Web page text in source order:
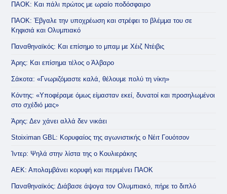
ΠΑΟΚ: Και πάλι πρώτος με ωραίο ποδόσφαιρο
ΠΑΟΚ: Έβγαλε την υποχρέωση και στρέφει το βλέμμα του σε
Κηφισιά και Ολυμπιακό
Παναθηναϊκός: Και επίσημο το μπαμ με Χέιζ Ντέιβις
Άρης: Και επίσημα τέλος ο Άλβαρο
Σάκοτα: «Γνωριζόμαστε καλά, θέλουμε πολύ τη νίκη»
Κόντης: «Υποφέραμε όμως είμασταν εκεί, δυνατοί και προσηλωμένοι
στο σχέδιό μας»
Άρης: Δεν χάνει αλλά δεν νικάει
Stoiximan GBL: Κορυφαίος της αγωνιστικής ο Νέιτ Γουότσον
Ίντερ: Ψηλά στην λίστα της ο Κουλιεράκης
ΑΕΚ: Απολαμβάνει κορυφή και περιμένει ΠΑΟΚ
Παναθηναϊκός: Διάβασε άψογα τον Ολυμπιακό, πήρε το διπλό